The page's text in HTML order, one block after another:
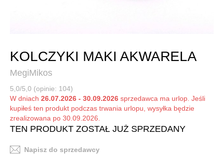
KOLCZYKI MAKI AKWARELA
MegiMikos
5,0/5,0 (opinie: 104)
W dniach 26.07.2026 - 30.09.2026 sprzedawca ma urlop. Jeśli
kupiłeś ten produkt podczas trwania urlopu, wysyłka będzie
zrealizowana po 30.09.2026.
TEN PRODUKT ZOSTAŁ JUŻ SPRZEDANY
Napisz do sprzedawcy